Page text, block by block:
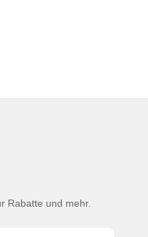
Rabatte und mehr.